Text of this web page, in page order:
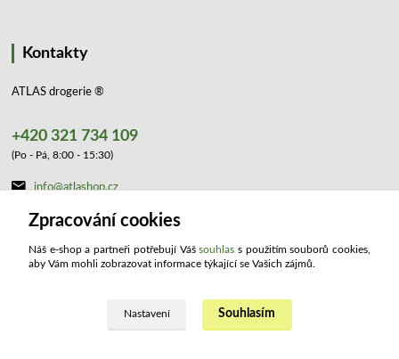
Kontakty
ATLAS drogerie ®
+420 321 734 109
(Po - Pá, 8:00 - 15:30)
info@atlashop.cz
Upravit sběr cookies.
Zpracování cookies
Náš e-shop a partneři potřebují Vášsouhlas s použitím souborů cookies,
aby Vám mohli zobrazovat informace týkající se Vašich zájmů.
Nastavení Souhlasím